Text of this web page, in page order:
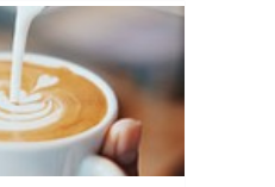
med ”fika” med
kaffe i denna